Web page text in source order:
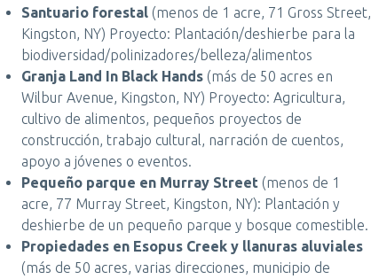
Santuario forestal (menos de 1 acre, 71 Gross Street,
Kingston, NY) Proyecto: Plantación/deshierbe para la
biodiversidad/polinizadores/belleza/alimentos
Granja Land In Black Hands (más de 50 acres en
Wilbur Avenue, Kingston, NY) Proyecto: Agricultura,
cultivo de alimentos, pequeños proyectos de
construcción, trabajo cultural, narración de cuentos,
apoyo a jóvenes o eventos.
Pequeño parque en Murray Street (menos de 1
acre, 77 Murray Street, Kingston, NY): Plantación y
deshierbe de un pequeño parque y bosque comestible.
Propiedades en Esopus Creek y llanuras aluviales
(más de 50 acres, varias direcciones, municipio de